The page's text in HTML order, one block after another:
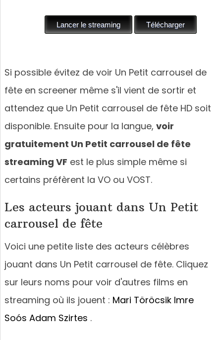
Si possible évitez de voir Un Petit carrousel de
fête en screener même s'il vient de sortir et
attendez que Un Petit carrousel de fête HD soit
disponible. Ensuite pour la langue, voir
gratuitement Un Petit carrousel de fête
streaming VF est le plus simple même si
certains préfèrent la VO ou VOST.
Les acteurs jouant dans Un Petit
carrousel de fête
Voici une petite liste des acteurs célèbres
jouant dans Un Petit carrousel de fête. Cliquez
sur leurs noms pour voir d'autres films en
streaming où ils jouent : Mari Töröcsik Imre
Soós Adam Szirtes .